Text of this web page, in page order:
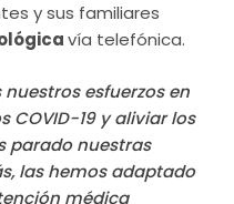
y sus familiares
vía telefónica.
esfuerzos en
COVID-19 y aliviar los
parado nuestras
las hemos adaptado
médica